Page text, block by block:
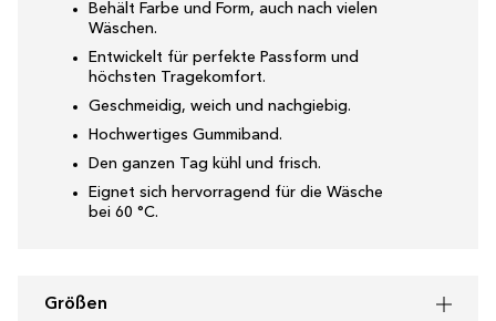
Behält Farbe und Form, auch nach vielen
Wäschen.
Entwickelt für perfekte Passform und
höchsten Tragekomfort.
Geschmeidig, weich und nachgiebig.
Hochwertiges Gummiband.
Den ganzen Tag kühl und frisch.
Eignet sich hervorragend für die Wäsche
bei 60 °C.
Größen